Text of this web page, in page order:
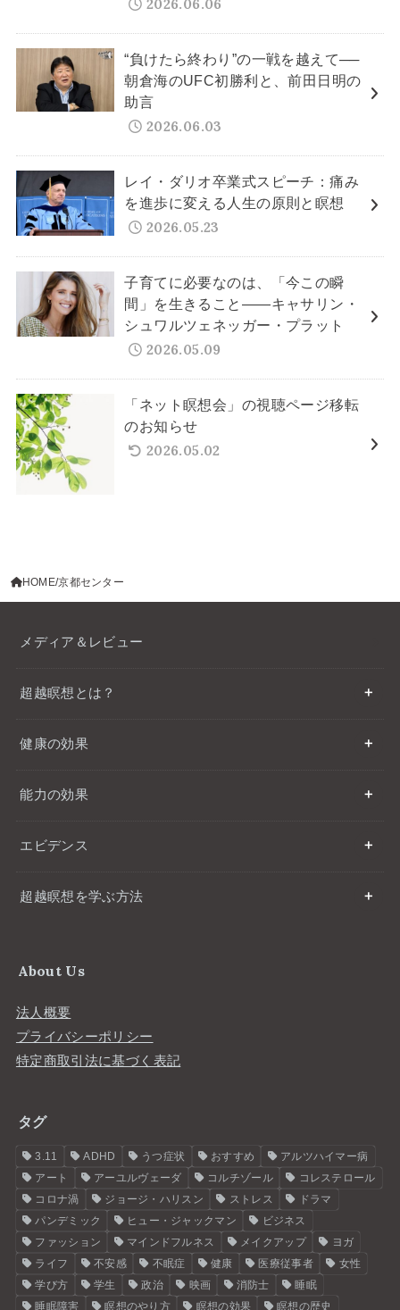
2026.06.06
“負けたら終わり”の一戦を越えて──
朝倉海のUFC初勝利と、前田日明の
助言
2026.06.03
レイ・ダリオ卒業式スピーチ：痛み
を進歩に変える人生の原則と瞑想
2026.05.23
子育てに必要なのは、「今この瞬
間」を生きること——キャサリン・
シュワルツェネッガー・プラット
2026.05.09
「ネット瞑想会」の視聴ページ移転
のお知らせ
2026.05.02
HOME 京都センター
メディア＆レビュー
超越瞑想とは？
健康の効果
能力の効果
エビデンス
超越瞑想を学ぶ方法
About Us
法人概要
プライバシーポリシー
特定商取引法に基づく表記
タグ
3.11 ADHD うつ症状 おすすめ
アルツハイマー病
アート
アーユルヴェーダ コルチゾール
コレステロール
コロナ渦
ジョージ・ハリスン ストレス
ドラマ
パンデミック
ヒュー・ジャックマン
ビジネス
ファッション
マインドフルネス メイクアップ
ヨガ
ライフ
不安感 不眠症 健康 医療従事者
女性
学び方
学生 政治 映画 消防士
睡眠
睡眠障害
瞑想のやり方 瞑想の効果 瞑想の歴史